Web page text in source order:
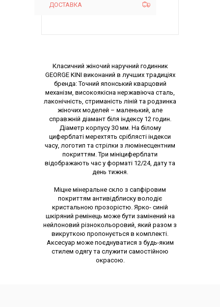
ДОСТАВКА
Опис товару
Класичний жіночий наручний годинник
GEORGE KINI виконаний в лучших традиціях
бренда: Точний японський кварцовий
механізм, високоякісна нержавіюча сталь,
лаконічність, стриманість ліній та родзинка
жіночих моделей – маленький, але
справжній діамант біля індексу 12 годин.
Діаметр корпусу 30 мм. На білому
циферблаті мерехтять сріблясті індекси
часу, логотип та стрілки з люмінесцентним
покриттям. Три мініциферблати
відображають час у форматі 12/24, дату та
день тижня.
Міцне мінеральне скло з сапфіровим
покриттям антивідблиску володіє
кристальною прозорістю. Ярко- синій
шкіряний ремінець може бути замінений на
нейлоновий різнокольоровий, який разом з
викруткою пропонується в комплекті.
Аксесуар може поєднуватися з будь-яким
стилем одягу та служити самостійною
окрасою.